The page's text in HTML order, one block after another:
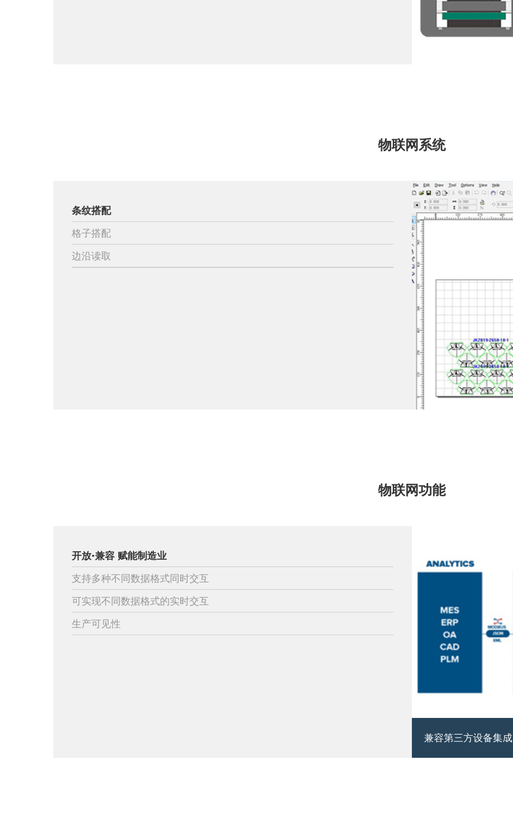
物联网系统
条纹搭配
格子搭配
边沿读取
物联网功能
开放·兼容 赋能制造业
支持多种不同数据格式同时交互
可实现不同数据格式的实时交互
生产可见性
兼容第三方设备集成